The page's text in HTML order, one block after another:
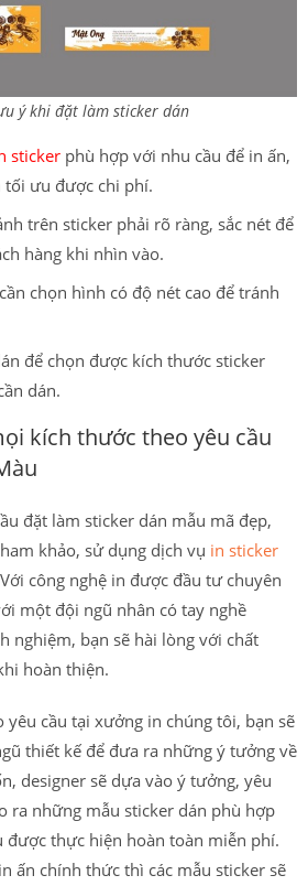
ý khi đặt làm sticker dán
sticker phù hợp với nhu cầu để in ấn,
tối ưu được chi phí.
trên sticker phải rõ ràng, sắc nét để
hàng khi nhìn vào.
chọn hình có độ nét cao để tránh
để chọn được kích thước sticker
dán.
kích thước theo yêu cầu
đặt làm sticker dán mẫu mã đẹp,
khảo, sử dụng dịch vụ in sticker
công nghệ in được đầu tư chuyên
một đội ngũ nhân có tay nghề
nghiệm, bạn sẽ hài lòng với chất
hoàn thiện.
yêu cầu tại xưởng in chúng tôi, bạn sẽ
thiết kế để đưa ra những ý tưởng về
designer sẽ dựa vào ý tưởng, yêu
ra những mẫu sticker dán phù hợp
được thực hiện hoàn toàn miễn phí.
ấn chính thức thì các mẫu sticker sẽ